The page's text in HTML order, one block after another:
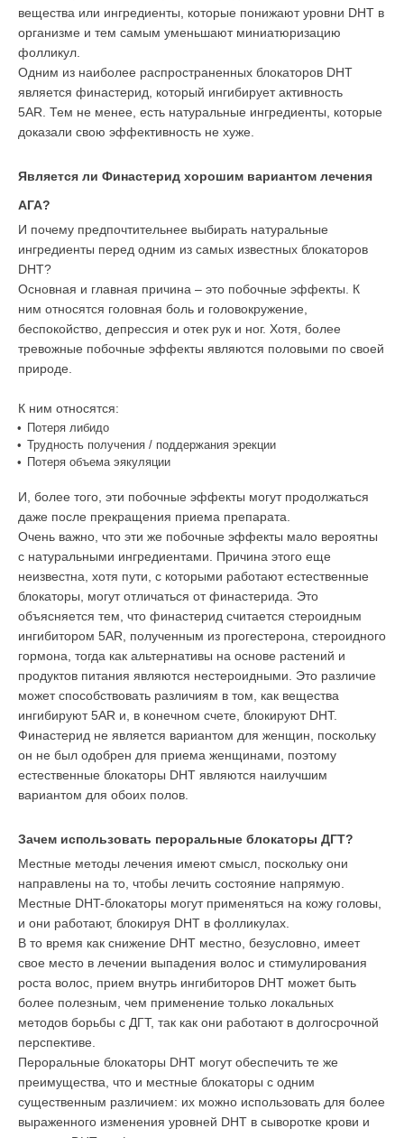
вещества или ингредиенты, которые понижают уровни DHT в
организме и тем самым уменьшают миниатюризацию
фолликул.
Одним из наиболее распространенных блокаторов DHT
является финастерид, который ингибирует активность
5AR. Тем не менее, есть натуральные ингредиенты, которые
доказали свою эффективность не хуже.
Является ли Финастерид хорошим вариантом лечения
АГА?
И почему предпочтительнее выбирать натуральные
ингредиенты перед одним из самых известных блокаторов
DHT?
Основная и главная причина – это побочные эффекты. К
ним относятся головная боль и головокружение,
беспокойство, депрессия и отек рук и ног. Хотя, более
тревожные побочные эффекты являются половыми по своей
природе.
К ним относятся:
• Потеря либидо
• Трудность получения / поддержания эрекции
• Потеря объема эякуляции
И, более того, эти побочные эффекты могут продолжаться
даже после прекращения приема препарата.
Очень важно, что эти же побочные эффекты мало вероятны
с натуральными ингредиентами. Причина этого еще
неизвестна, хотя пути, с которыми работают естественные
блокаторы, могут отличаться от финастерида. Это
объясняется тем, что финастерид считается стероидным
ингибитором 5AR, полученным из прогестерона, стероидного
гормона, тогда как альтернативы на основе растений и
продуктов питания являются нестероидными. Это различие
может способствовать различиям в том, как вещества
ингибируют 5AR и, в конечном счете, блокируют DHT.
Финастерид не является вариантом для женщин, поскольку
он не был одобрен для приема женщинами, поэтому
естественные блокаторы DHT являются наилучшим
вариантом для обоих полов.
Зачем использовать пероральные блокаторы ДГТ?
Местные методы лечения имеют смысл, поскольку они
направлены на то, чтобы лечить состояние напрямую.
Местные DHT-блокаторы могут применяться на кожу головы,
и они работают, блокируя DHT в фолликулах.
В то время как снижение DHT местно, безусловно, имеет
свое место в лечении выпадения волос и стимулирования
роста волос, прием внутрь ингибиторов DHT может быть
более полезным, чем применение только локальных
методов борьбы с ДГТ, так как они работают в долгосрочной
перспективе.
Пероральные блокаторы DHT могут обеспечить те же
преимущества, что и местные блокаторы с одним
существенным различием: их можно использовать для более
выраженного изменения уровней DHT в сыворотке крови и